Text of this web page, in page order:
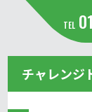
TEL
チャレンジ